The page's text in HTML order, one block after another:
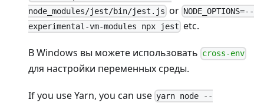
node_modules/jest/bin/jest.js or NODE_OPTIONS=--
experimental-vm-modules npx jest etc.
В Windows вы можете использовать cross-env
для настройки переменных среды.
If you use Yarn, you can use yarn node --